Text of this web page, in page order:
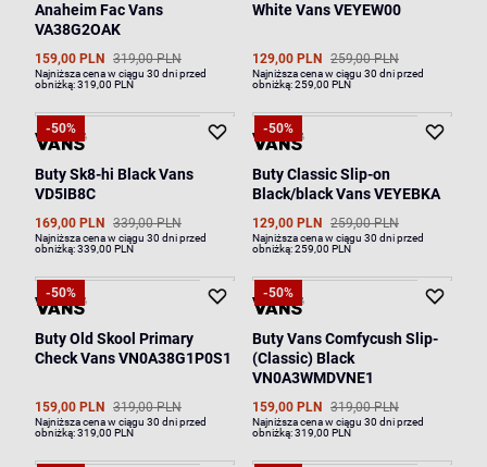
Anaheim Fac Vans
VA38G2OAK
159,00 PLN 319,00 PLN
Najniższa cena w ciągu 30 dni przed
obniżką:319,00 PLN
White Vans VEYEW00
129,00 PLN 259,00 PLN
Najniższa cena w ciągu 30 dni przed
obniżką:259,00 PLN
-50%
Buty Sk8-hi Black Vans
VD5IB8C
169,00 PLN 339,00 PLN
Najniższa cena w ciągu 30 dni przed
obniżką:339,00 PLN
-50%
Buty Classic Slip-on
Black/black Vans VEYEBKA
129,00 PLN 259,00 PLN
Najniższa cena w ciągu 30 dni przed
obniżką:259,00 PLN
-50%
Buty Old Skool Primary
Check Vans VN0A38G1P0S1
159,00 PLN 319,00 PLN
Najniższa cena w ciągu 30 dni przed
obniżką:319,00 PLN
-50%
Buty Vans Comfycush Slip-
(Classic) Black
VN0A3WMDVNE1
159,00 PLN 319,00 PLN
Najniższa cena w ciągu 30 dni przed
obniżką:319,00 PLN